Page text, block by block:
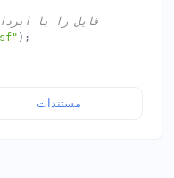
// فایل را با
مستندات